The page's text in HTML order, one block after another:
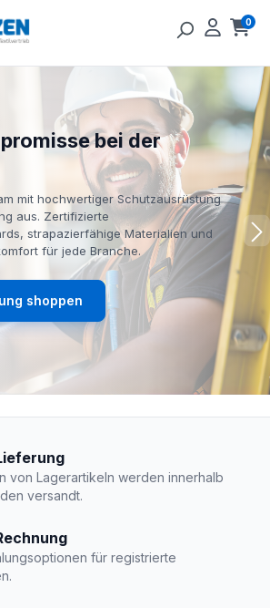
0
bei der
mit hochwertiger Schutzausrüstung
aus. Zertifizierte
strapazierfähige Materialien und
für jede Branche.
shoppen
|
von Lagerartikeln werden innerhalb
versandt.
für registrierte